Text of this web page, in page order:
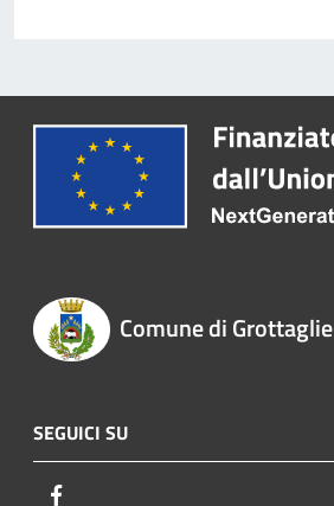
Comune di Grottaglie
SEGUICI SU